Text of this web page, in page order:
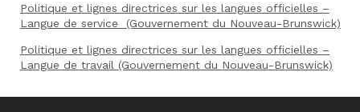
Politique et lignes directrices sur les langues officielles –
Langue de service (Gouvernement du Nouveau-Brunswick)
Politique et lignes directrices sur les langues officielles –
Langue de travail (Gouvernement du Nouveau-Brunswick)